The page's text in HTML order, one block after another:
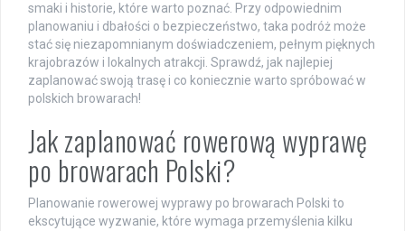
smaki i historie, które warto poznać. Przy odpowiednim
planowaniu i dbałości o bezpieczeństwo, taka podróż może
stać się niezapomnianym doświadczeniem, pełnym pięknych
krajobrazów i lokalnych atrakcji. Sprawdź, jak najlepiej
zaplanować swoją trasę i co koniecznie warto spróbować w
polskich browarach!
Jak zaplanować rowerową wyprawę
po browarach Polski?
Planowanie rowerowej wyprawy po browarach Polski to
ekscytujące wyzwanie, które wymaga przemyślenia kilku